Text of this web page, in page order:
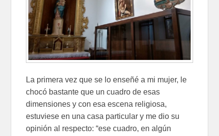
La primera vez que se lo enseñé a mi mujer, le
chocó bastante que un cuadro de esas
dimensiones y con esa escena religiosa,
estuviese en una casa particular y me dio su
opinión al respecto: “ese cuadro, en algún